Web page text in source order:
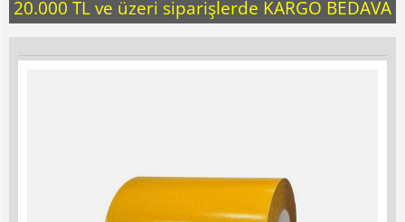
20.000 TL ve üzeri siparişlerde KARGO BEDAVA